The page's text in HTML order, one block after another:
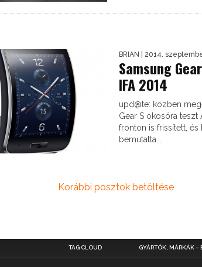
BRIAN | 2014.
Samsung
IFA 2014
upd@te: közben
Gear S okosóra teszt
fronton is frissített, és
bemutatta...
Korábbi posztok betöltése
TAG CLOUD GYÁRTÓK, MÁRKÁK –